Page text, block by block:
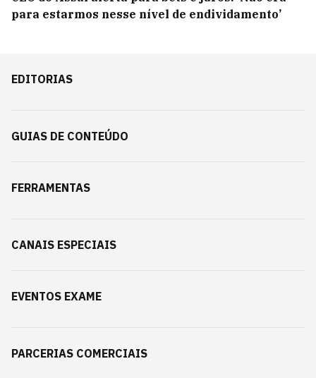
para estarmos nesse nível de endividamento’
EDITORIAS
GUIAS DE CONTEÚDO
FERRAMENTAS
CANAIS ESPECIAIS
EVENTOS EXAME
PARCERIAS COMERCIAIS